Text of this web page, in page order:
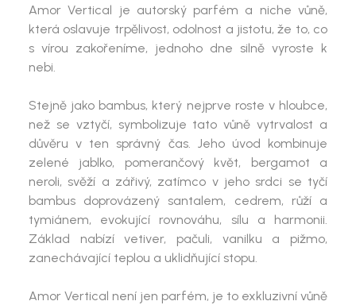
Amor Vertical je autorský parfém a niche vůně,
která oslavuje trpělivost, odolnost a jistotu, že to, co
s vírou zakořeníme, jednoho dne silně vyroste k
nebi.
Stejně jako bambus, který nejprve roste v hloubce,
než se vztyčí, symbolizuje tato vůně vytrvalost a
důvěru v ten správný čas. Jeho úvod kombinuje
zelené jablko, pomerančový květ, bergamot a
neroli, svěží a zářivý, zatímco v jeho srdci se tyčí
bambus doprovázený santalem, cedrem, růží a
tymiánem, evokující rovnováhu, sílu a harmonii.
Základ nabízí vetiver, pačuli, vanilku a pižmo,
zanechávající teplou a uklidňující stopu.
Amor Vertical není jen parfém, je to exkluzivní vůně